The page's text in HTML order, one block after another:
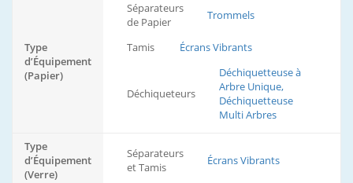
Type
d’Équipement
(Papier)
Séparateurs
de Papier
Trommels
Tamis Écrans Vibrants
Déchiqueteurs
Déchiquetteuse à
Arbre Unique,
Déchiquetteuse
Multi Arbres
Type
d’Équipement
(Verre)
Séparateurs
et Tamis
Écrans Vibrants